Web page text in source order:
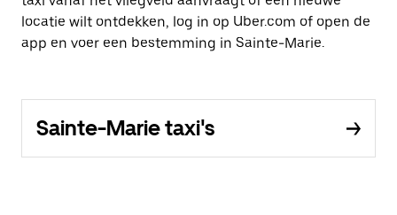
locatie wilt ontdekken, log in op Uber.com of open de
app en voer een bestemming in Sainte-Marie.
Sainte-Marie taxi's